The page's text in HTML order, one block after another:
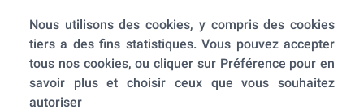
Nous utilisons des cookies, y compris des cookies
tiers a des fins statistiques. Vous pouvez accepter
tous nos cookies, ou cliquer sur Préférence pour en
savoir plus et choisir ceux que vous souhaitez
autoriser
A propos de nous
A propos
Mentions légales
Conditions générales de ventes
Utilisation des cookies